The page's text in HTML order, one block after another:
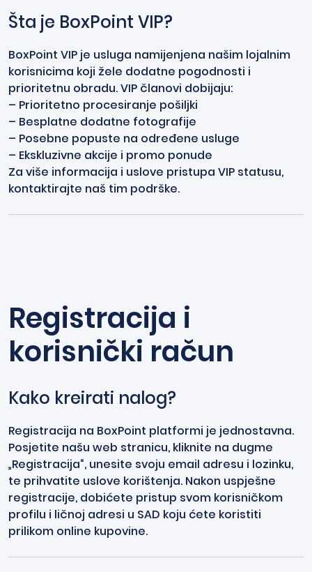
Šta je BoxPoint VIP?
BoxPoint VIP je usluga namijenjena našim lojalnim
korisnicima koji žele dodatne pogodnosti i
prioritetnu obradu. VIP članovi dobijaju:
– Prioritetno procesiranje pošiljki
– Besplatne dodatne fotografije
– Posebne popuste na određene usluge
– Ekskluzivne akcije i promo ponude
Za više informacija i uslove pristupa VIP statusu,
kontaktirajte naš tim podrške.
Registracija i
korisnički račun
Kako kreirati nalog?
Registracija na BoxPoint platformi je jednostavna.
Posjetite našu web stranicu, kliknite na dugme
„Registracija“, unesite svoju email adresu i lozinku,
te prihvatite uslove korištenja. Nakon uspješne
registracije, dobićete pristup svom korisničkom
profilu i ličnoj adresi u SAD koju ćete koristiti
prilikom online kupovine.